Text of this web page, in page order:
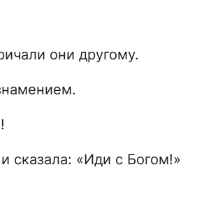
они другому.
сказала: «Иди с Богом!»